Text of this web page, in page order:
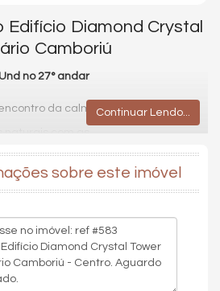
Diamond Crystal
Camboriú
no 27° andar
da calmaria
naturais com as
únicas e revigorantes.
você à energia de
com a natureza
da cidade com toda
que a Diamond
Continuar Lendo...
sobre este imóvel